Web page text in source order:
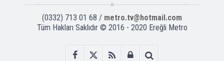
(0332) 713 01 68 / metro.tv@hotmail.com
Tüm Hakları Saklıdır © 2016 - 2020 Ereğli Metro